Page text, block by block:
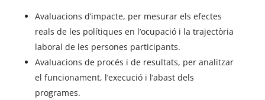
Avaluacions d’impacte, per mesurar els efectes
reals de les polítiques en l’ocupació i la trajectòria
laboral de les persones participants.
Avaluacions de procés i de resultats, per analitzar
el funcionament, l’execució i l’abast dels
programes.